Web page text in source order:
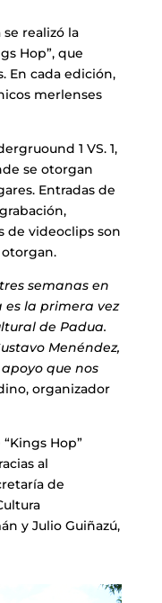
realizó la
Hop”, que
En cada edición,
merlenses
1 VS. 1,
se otorgan
Entradas de
de videoclips son
semanas en
es la primera vez
de Padua.
Menéndez,
que nos
organizador
Hop”
al
de
y Julio Guiñazú,